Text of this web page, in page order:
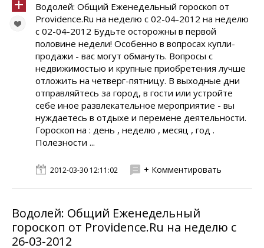
Водолей: Общий Еженедельный гороскоп от
Providence.Ru на неделю с 02-04-2012 на неделю
с 02-04-2012 Будьте осторожны в первой
половине недели! Особенно в вопросах купли-
продажи - вас могут обмануть. Вопросы с
недвижимостью и крупные приобретения лучше
отложить на четверг-пятницу. В выходные дни
отправляйтесь за город, в гости или устройте
себе иное развлекательное мероприятие - вы
нуждаетесь в отдыхе и перемене деятельности.
Гороскоп на : день , неделю , месяц , год .
Полезности ...
2012-03-30 12:11:02 + Комментировать
Водолей: Общий Еженедельный
гороскоп от Providence.Ru на неделю с
26-03-2012